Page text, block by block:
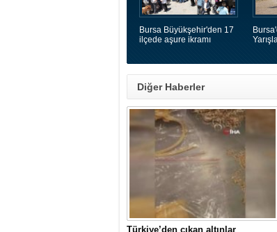
Bursa Büyükşehir'den 17
ilçede aşure ikramı
Diğer Haberler
Türkiye’den çıkan altınlar